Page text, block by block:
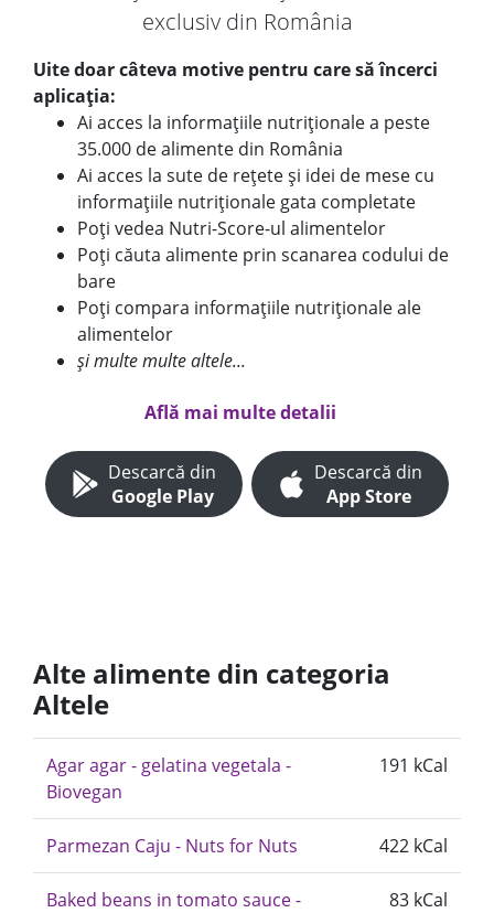
exclusiv din România
Uite doar câteva motive pentru care să încerci
aplicația:
Ai acces la informațiile nutriționale a peste
35.000 de alimente din România
Ai acces la sute de rețete și idei de mese cu
informațiile nutriționale gata completate
Poți vedea Nutri-Score-ul alimentelor
Poți căuta alimente prin scanarea codului de
bare
Poți compara informațiile nutriționale ale
alimentelor
și multe multe altele...
Află mai multe detalii
Descarcă din
Google Play
Descarcă din
App Store
Alte alimente din categoria
Altele
Agar agar - gelatina vegetala -
Biovegan
191 kCal
Parmezan Caju - Nuts for Nuts 422 kCal
Baked beans in tomato sauce -
83 kCal